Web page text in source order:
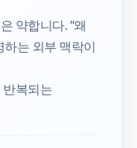
약합니다. “왜
는 외부 맥락이
반복되는